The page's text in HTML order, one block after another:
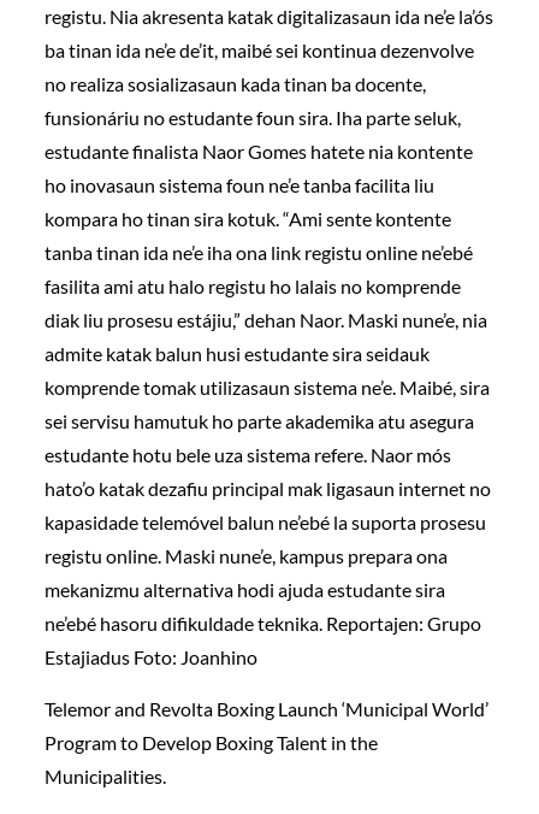
registu. Nia akresenta katak digitalizasaun ida ne’e la’ós
ba tinan ida ne’e de’it, maibé sei kontinua dezenvolve
no realiza sosializasaun kada tinan ba docente,
funsionáriu no estudante foun sira. Iha parte seluk,
estudante finalista Naor Gomes hatete nia kontente
ho inovasaun sistema foun ne’e tanba facilita liu
kompara ho tinan sira kotuk. “Ami sente kontente
tanba tinan ida ne’e iha ona link registu online ne’ebé
fasilita ami atu halo registu ho lalais no komprende
diak liu prosesu estájiu,” dehan Naor. Maski nune’e, nia
admite katak balun husi estudante sira seidauk
komprende tomak utilizasaun sistema ne’e. Maibé, sira
sei servisu hamutuk ho parte akademika atu asegura
estudante hotu bele uza sistema refere. Naor mós
hato’o katak dezafiu principal mak ligasaun internet no
kapasidade telemóvel balun ne’ebé la suporta prosesu
registu online. Maski nune’e, kampus prepara ona
mekanizmu alternativa hodi ajuda estudante sira
ne’ebé hasoru difikuldade teknika. Reportajen: Grupo
Estajiadus Foto: Joanhino
Telemor and Revolta Boxing Launch ‘Municipal World’
Program to Develop Boxing Talent in the
Municipalities.